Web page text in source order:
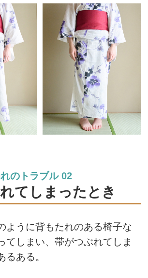
のトラブル 02
てしまったとき
ように背もたれのある椅子な
てしまい、帯がつぶれてしま
るある。